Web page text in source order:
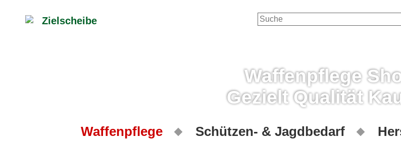
Waffenpflege
Gezielt Qualität
Waffenpflege Schützen- & Jagdbedarf